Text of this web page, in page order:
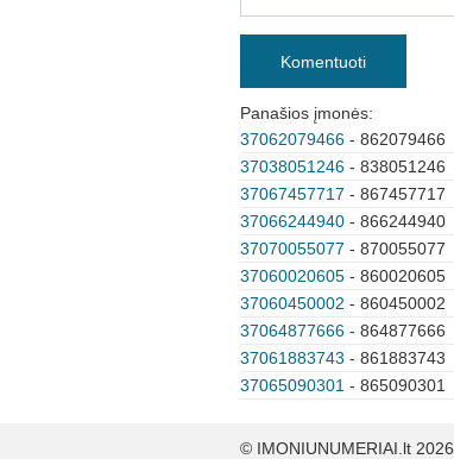
Komentuoti
Panašios įmonės:
37062079466 - 862079466
37038051246 - 838051246
37067457717 - 867457717
37066244940 - 866244940
37070055077 - 870055077
37060020605 - 860020605
37060450002 - 860450002
37064877666 - 864877666
37061883743 - 861883743
37065090301 - 865090301
© IMONIUNUMERIAI.lt 2026